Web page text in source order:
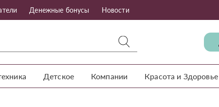
Денежные бонусы Новости
Детское Компании Красота и Здоровье